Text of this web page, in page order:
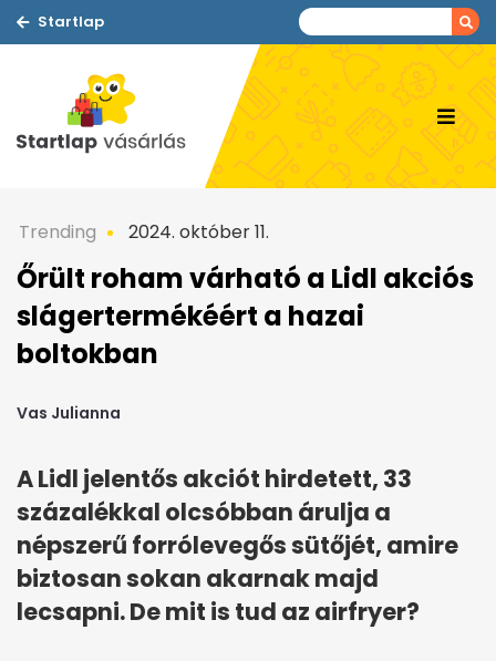
Startlap
Trending 2024. október 11.
Őrült roham várható a Lidl akciós
slágertermékéért a hazai
boltokban
Vas Julianna
A Lidl jelentős akciót hirdetett, 33
százalékkal olcsóbban árulja a
népszerű forrólevegős sütőjét, amire
biztosan sokan akarnak majd
lecsapni. De mit is tud az airfryer?